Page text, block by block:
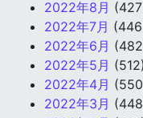
2022年8月
2022年7月
2022年6月
2022年5月 (512)
2022年4月
2022年3月